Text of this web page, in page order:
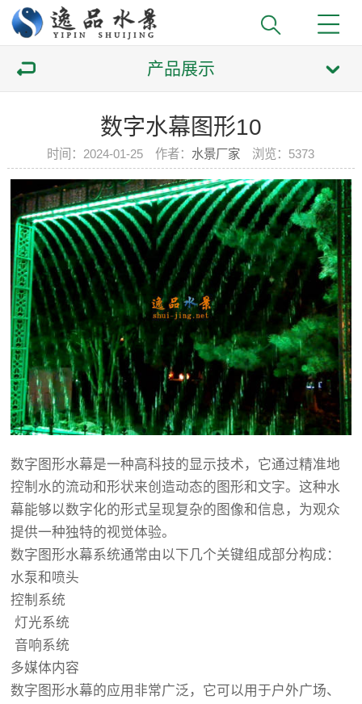
产品展示
数字水幕图形10
时间：2024-01-25 作者： 水景厂家 浏览： 5373
数字图形水幕是一种高科技的显示技术，它通过精准地
控制水的流动和形状来创造动态的图形和文字。这种水
幕能够以数字化的形式呈现复杂的图像和信息，为观众
提供一种独特的视觉体验。
数字图形水幕系统通常由以下几个关键组成部分构成：
水泵和喷头
控制系统
灯光系统
音响系统
多媒体内容
数字图形水幕的应用非常广泛，它可以用于户外广场、